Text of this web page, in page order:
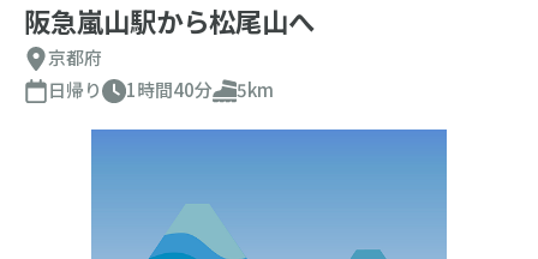
阪急嵐山駅から松尾山へ
京都府
日帰り
1時間40分 5km